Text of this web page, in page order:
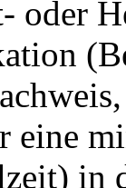
oder
eine
in